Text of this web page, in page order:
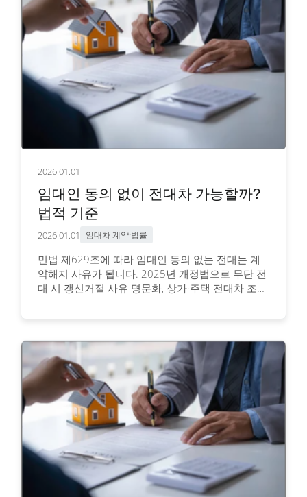
2026.01.01
임대인 동의 없이 전대차 가능할까?
법적 기준
2026.01.01 임대차 계약·법률
민법 제629조에 따라 임대인 동의 없는 전대는 계
약해지 사유가 됩니다. 2025년 개정법으로 무단 전
대 시 갱신거절 사유 명문화, 상가·주택 전대차 조건